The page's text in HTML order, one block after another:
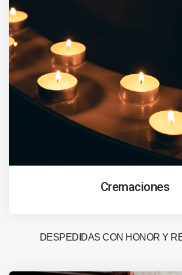
Cremaciones
DESPEDIDAS CON HONOR Y